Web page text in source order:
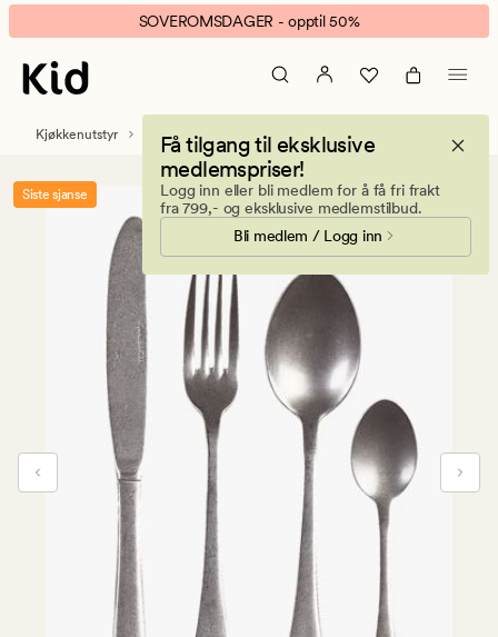
Inger
bestikk
deler
banner.
Klikk
ESCAPE
pause.
SOVEROMSDAGER - opptil 50%
Få tilgang til eksklusive
medlemspriser!
Logg inn eller bli medlem for å få fri frakt
fra 799,- og eksklusive medlemstilbud.
Bli medlem / Logg inn
Kjøkkenutstyr Bestikk og kjøkkenredskap
Siste sjanse